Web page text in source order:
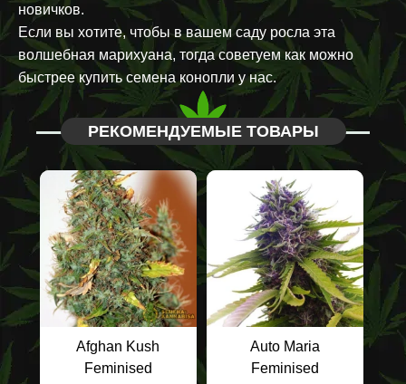
новичков.
Если вы хотите, чтобы в вашем саду росла эта
волшебная марихуана, тогда советуем как можно
быстрее купить семена конопли у нас.
РЕКОМЕНДУЕМЫЕ ТОВАРЫ
Afghan Kush
Feminised
Auto Maria
Feminised